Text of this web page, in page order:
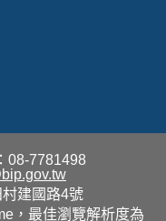
08-7781498
建國路4號
，最佳瀏覽解析度為